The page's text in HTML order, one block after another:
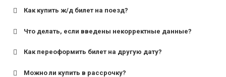
Как купить ж/д билет на поезд?
Что делать, если введены некорректные данные?
Как переоформить билет на другую дату?
Можно ли купить в рассрочку?